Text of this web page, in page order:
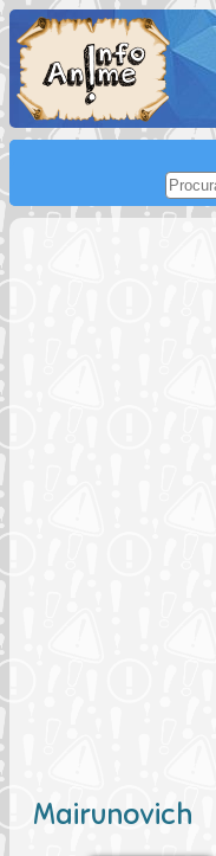
Mairunovich